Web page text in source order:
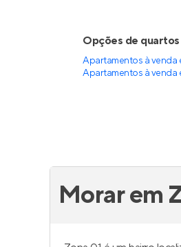
Opções de quartos
Apartamentos à venda
Apartamentos à venda
Morar em